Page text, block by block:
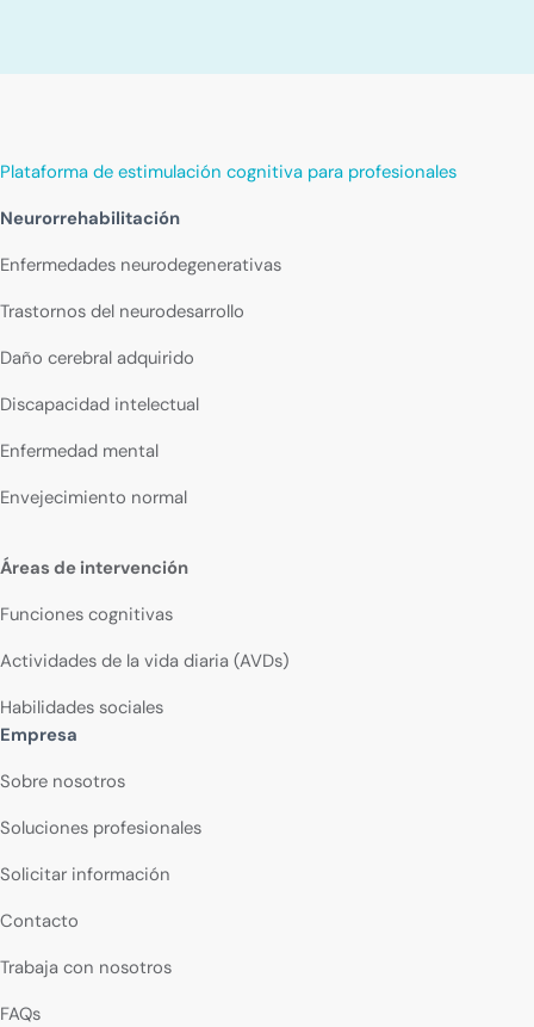
Plataforma de estimulación cognitiva para profesionales
Neurorrehabilitación
Enfermedades neurodegenerativas
Trastornos del neurodesarrollo
Daño cerebral adquirido
Discapacidad intelectual
Enfermedad mental
Envejecimiento normal
Áreas de intervención
Funciones cognitivas
Actividades de la vida diaria (AVDs)
Habilidades sociales
Empresa
Sobre nosotros
Soluciones profesionales
Solicitar información
Contacto
Trabaja con nosotros
FAQs